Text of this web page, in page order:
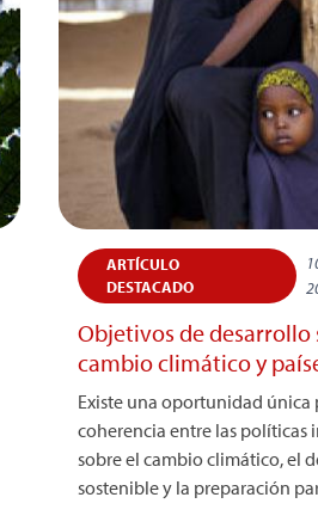
ARTÍCULO
DESTACADO
Objetivos de desarrollo
cambio climático y
Existe una oportunidad única
coherencia entre las políticas
sobre el cambio climático, el
sostenible y la preparación